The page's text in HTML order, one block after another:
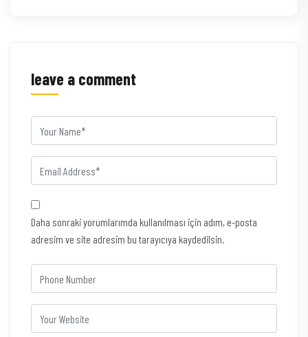
leave a comment
Daha sonraki yorumlarımda kullanılması için adım, e-posta
adresim ve site adresim bu tarayıcıya kaydedilsin.